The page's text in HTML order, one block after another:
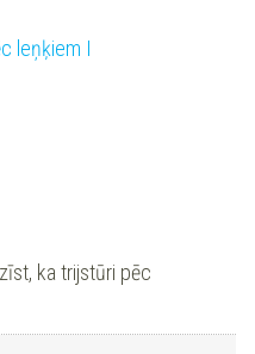
leņķiem I
ka trijstūri pēc